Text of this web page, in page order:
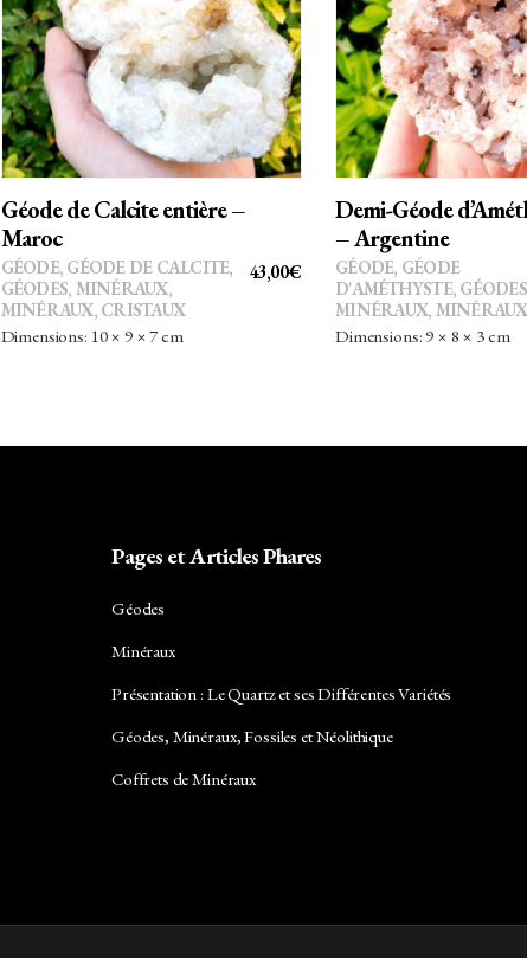
AJOUTER AU PANIER
Géode de Calcite entière –
Maroc
43,00€
GÉODE, GÉODE DE CALCITE,
GÉODES, MINÉRAUX,
MINÉRAUX, CRISTAUX
Dimensions: 10 × 9 × 7 cm
AJOUTER AU
Demi-Géode
– Argentine
GÉODE, GÉODE
D'AMÉTHYSTE, GÉODES
MINÉRAUX,
Dimensions: 9 × 8 × 3 cm
Pages et Articles Phares
Géodes
Minéraux
Présentation : Le Quartz et ses Différentes Variétés
Géodes, Minéraux, Fossiles et Néolithique
Coffrets de Minéraux